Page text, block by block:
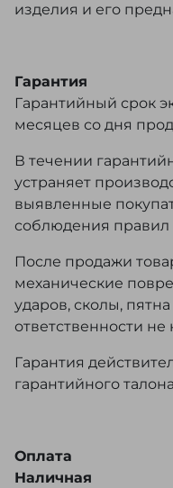
изделия и его
Гарантия
Гарантийный срок
месяцев со дня
В течении
устраняет
выявленные
соблюдения правил
После продажи
механические
ударов, сколы,
ответственности не
Гарантия
гарантийного
Оплата
Наличная